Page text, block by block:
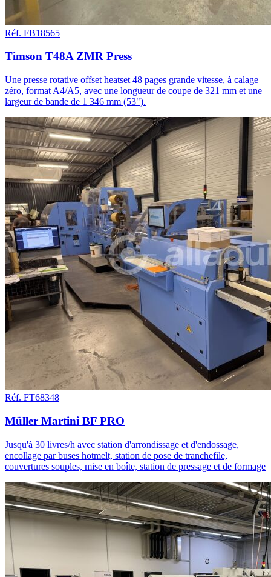
Réf. FB18565
Timson T48A ZMR Press
Une presse rotative offset heatset 48 pages grande vitesse, à calage
zéro, format A4/A5, avec une longueur de coupe de 321 mm et une
largeur de bande de 1 346 mm (53").
Réf. FT68348
Müller Martini BF PRO
Jusqu'à 30 livres/h avec station d'arrondissage et d'endossage,
encollage par buses hotmelt, station de pose de tranchefile,
couvertures souples, mise en boîte, station de pressage et de formage